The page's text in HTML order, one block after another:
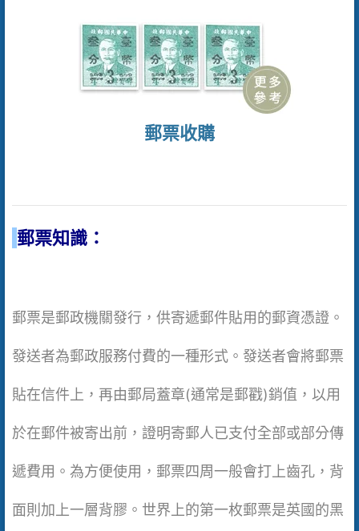
郵票收購
郵票知識：
郵票是郵政機關發行，供寄遞郵件貼用的郵資憑證。
發送者為郵政服務付費的一種形式。發送者會將郵票
貼在信件上，再由郵局蓋章(通常是郵戳)銷值，以用
於在郵件被寄出前，證明寄郵人已支付全部或部分傳
遞費用。為方便使用，郵票四周一般會打上齒孔，背
面則加上一層背膠。世界上的第一枚郵票是英國的黑